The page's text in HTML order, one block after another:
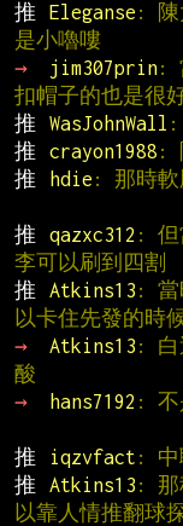
推
Eleganse : 陳
是小嚕嘍
→
jim307prin:
扣帽子的也是很
推
WasJohnWall :
推
crayon1988 :
推
hdie : 那時軟
推
qazxc312 : 但
李可以刷到四割
推
Atkins13 : 當
以卡住先發的時
→
Atkins13 : 白
酸
→
hans7192 : 不
推
iqzvfact : 中
推
Atkins13 : 那
以靠人情推翻球